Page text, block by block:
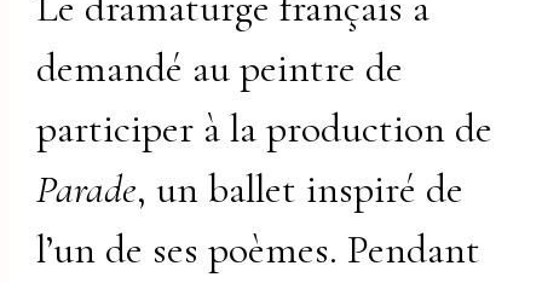
demandé au peintre de
participer à la production de
Parade, un ballet inspiré de
l’un de ses poèmes. Pendant